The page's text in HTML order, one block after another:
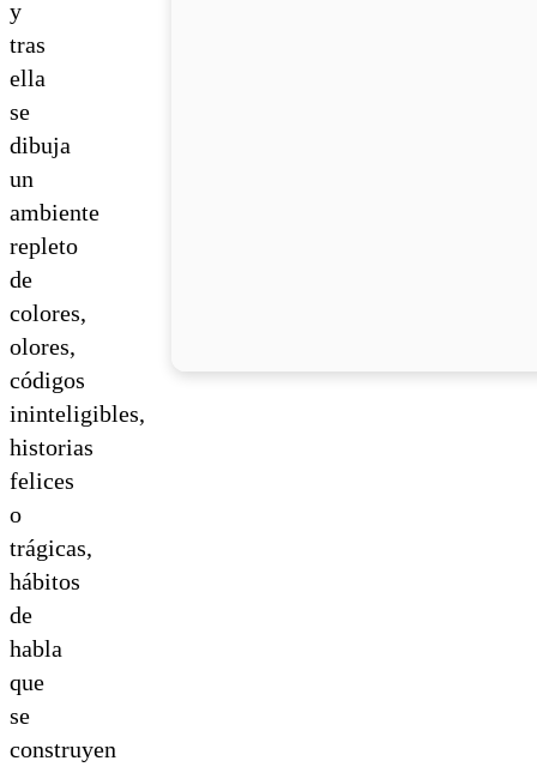
y
tras
ella
se
dibuja
un
ambiente
repleto
de
colores,
olores,
códigos
ininteligibles,
historias
felices
o
trágicas,
hábitos
de
habla
que
se
construyen